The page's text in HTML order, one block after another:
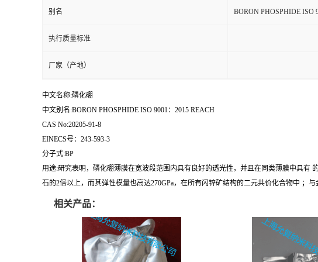
别名 BORON PHOSPHIDE ISO
执行质量标准
厂家（产地）
中文名称:磷化硼
中文别名:BORON PHOSPHIDE ISO 9001：2015 REACH
CAS No:20205-91-8
EINECS号：243-593-3
分子式:BP
用途:研究表明，磷化硼薄膜在宽波段范围内具有良好的透光性，并且在同类薄膜中具有
石的2倍以上，而其弹性模量也高达270GPa，在所有闪锌矿结构的二元共价化合物中 ；
相关产品：